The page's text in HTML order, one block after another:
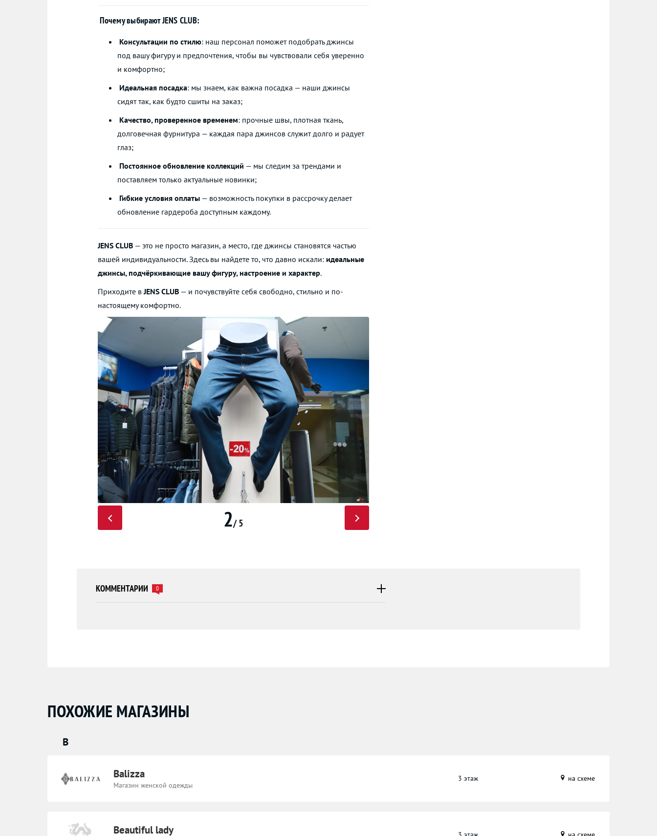
Почему выбираютJENS CLUB:
Консультации по стилю: наш персонал поможет подобрать джинсы
под вашу фигуру и предпочтения, чтобы вы чувствовали себя уверенно
и комфортно;
Идеальная посадка: мы знаем, как важна посадка — наши джинсы
сидят так, как будто сшиты на заказ;
Качество, проверенное временем: прочные швы, плотная ткань,
долговечная фурнитура — каждая пара джинсов служит долго и радует
глаз;
Постоянное обновление коллекций — мы следим за трендами и
поставляем только актуальные новинки;
Гибкие условия оплаты — возможность покупки в рассрочку делает
обновление гардероба доступным каждому.
JENS CLUB — это не просто магазин, а место, где джинсы становятся частью
вашей индивидуальности. Здесь вы найдете то, что давно искали: идеальные
джинсы, подчёркивающие вашу фигуру, настроение и характер.
Приходите вJENS CLUB — и почувствуйте себя свободно, стильно и по-
настоящему комфортно.
2/ 5
КОММЕНТАРИИ 0
ПОХОЖИЕ МАГАЗИНЫ
B
Balizza
Магазин женской одежды
3 этаж на схеме
Beautiful lady